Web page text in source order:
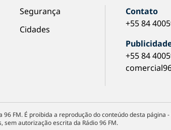
Segurança
Cidades
Contato
+55 84
+55 84
FM. É proibida a reprodução do conteúdo desta
sem autorização escrita da Rádio 96 FM.